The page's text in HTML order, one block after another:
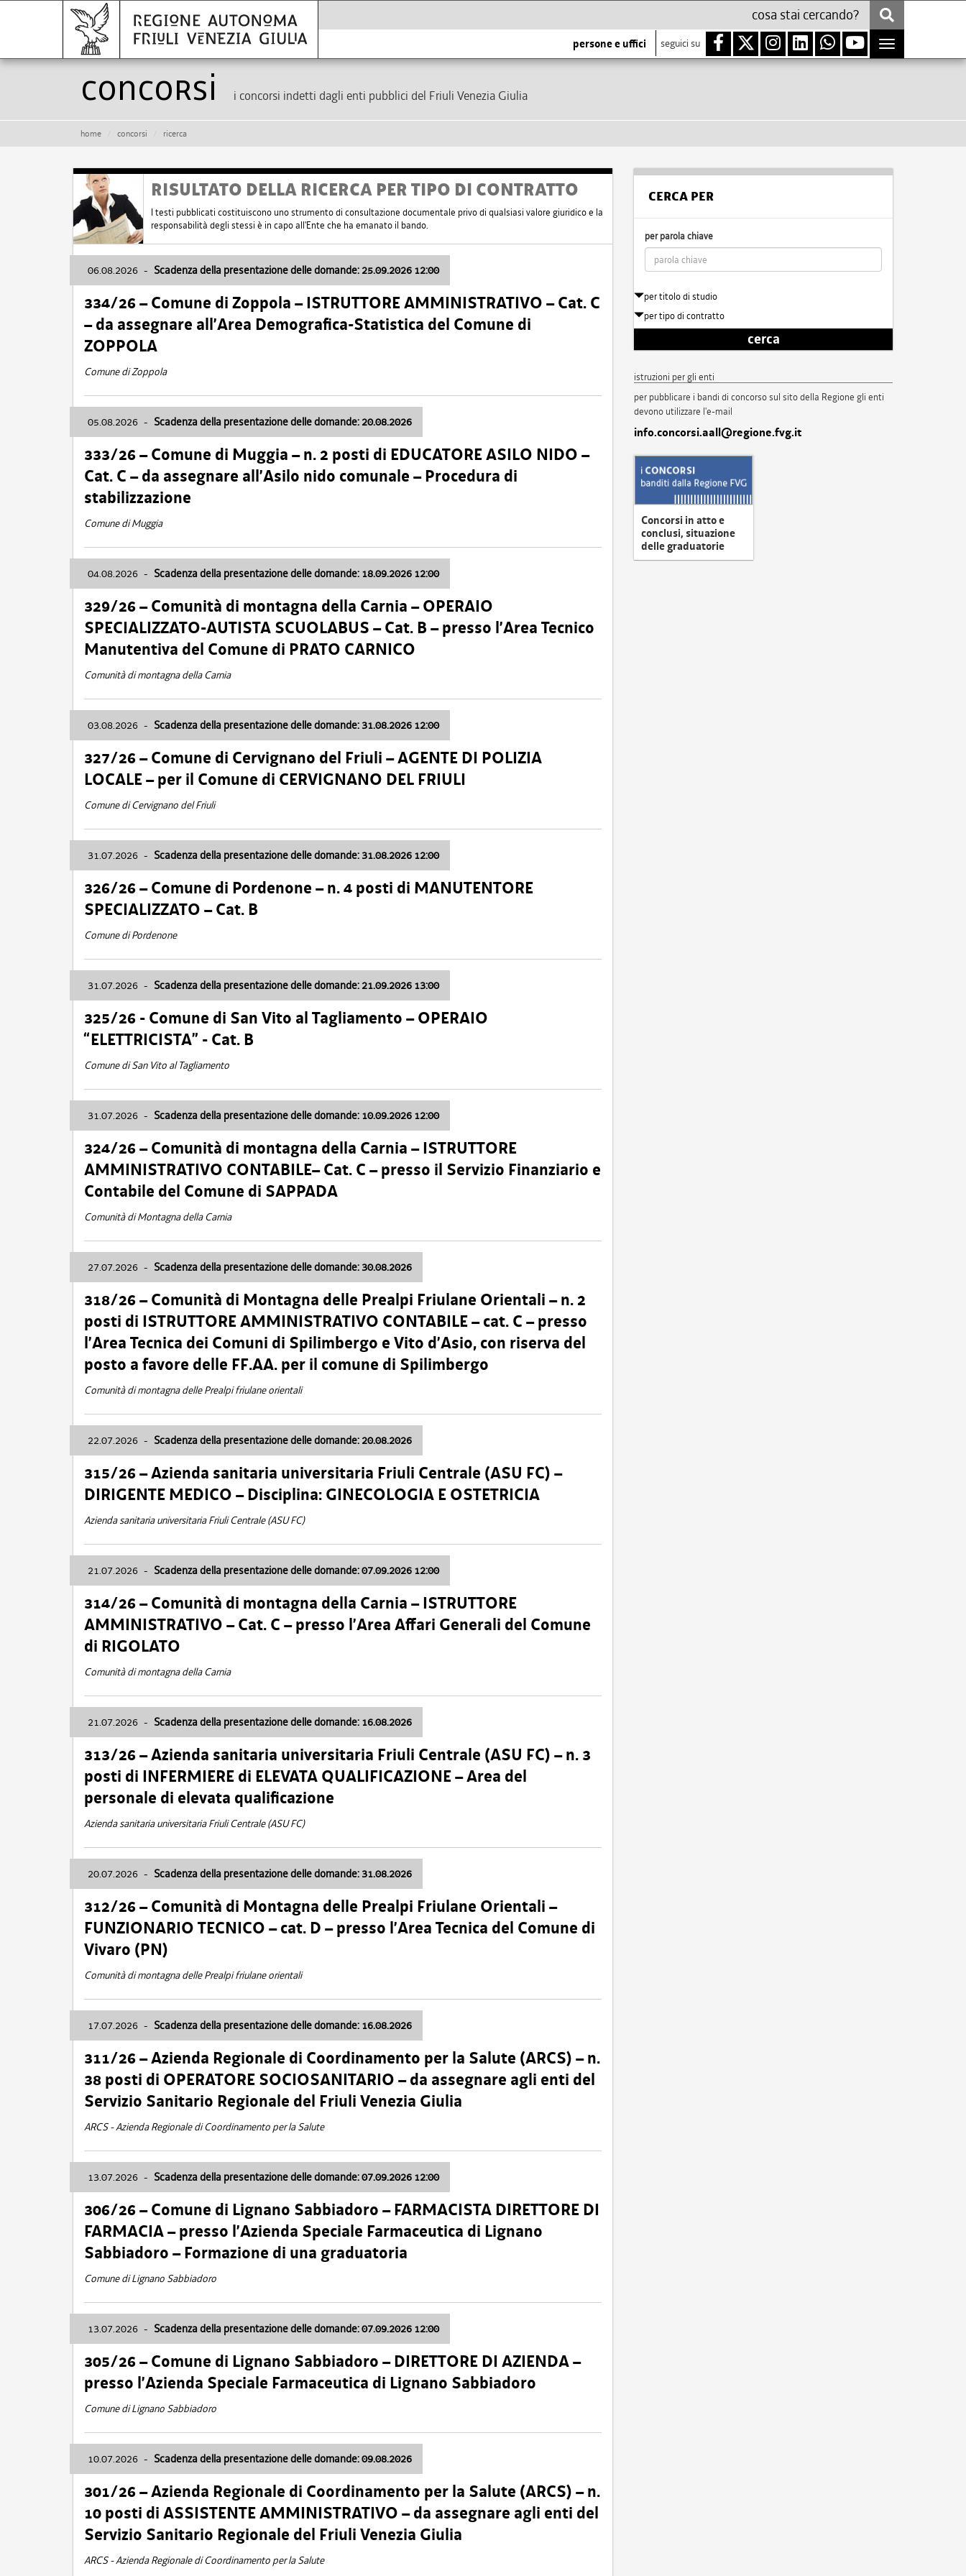
persone e uffici seguici su
Toggle
navigation
Concorsi i concorsi indetti dagli enti pubblici del Friuli Venezia Giulia
home concorsi ricerca
RISULTATO DELLA RICERCA PER TIPO DI CONTRATTO
I testi pubblicati costituiscono uno strumento di consultazione documentale privo di qualsiasi valore giuridico e la
responsabilità degli stessi è in capo all'Ente che ha emanato il bando.
06.08.2026 - Scadenza della presentazione delle domande: 25.09.2026 12:00
334/26 – Comune di Zoppola – ISTRUTTORE AMMINISTRATIVO – Cat. C
– da assegnare all’Area Demografica-Statistica del Comune di
ZOPPOLA
Comune di Zoppola
05.08.2026 - Scadenza della presentazione delle domande: 20.08.2026
333/26 – Comune di Muggia – n. 2 posti di EDUCATORE ASILO NIDO –
Cat. C – da assegnare all’Asilo nido comunale – Procedura di
stabilizzazione
Comune di Muggia
04.08.2026 - Scadenza della presentazione delle domande: 18.09.2026 12:00
329/26 – Comunità di montagna della Carnia – OPERAIO
SPECIALIZZATO-AUTISTA SCUOLABUS – Cat. B – presso l’Area Tecnico
Manutentiva del Comune di PRATO CARNICO
Comunità di montagna della Carnia
03.08.2026 - Scadenza della presentazione delle domande: 31.08.2026 12:00
327/26 – Comune di Cervignano del Friuli – AGENTE DI POLIZIA
LOCALE – per il Comune di CERVIGNANO DEL FRIULI
Comune di Cervignano del Friuli
31.07.2026 - Scadenza della presentazione delle domande: 31.08.2026 12:00
326/26 – Comune di Pordenone – n. 4 posti di MANUTENTORE
SPECIALIZZATO – Cat. B
Comune di Pordenone
31.07.2026 - Scadenza della presentazione delle domande: 21.09.2026 13:00
325/26 - Comune di San Vito al Tagliamento – OPERAIO
“ELETTRICISTA” - Cat. B
Comune di San Vito al Tagliamento
31.07.2026 - Scadenza della presentazione delle domande: 10.09.2026 12:00
324/26 – Comunità di montagna della Carnia – ISTRUTTORE
AMMINISTRATIVO CONTABILE– Cat. C – presso il Servizio Finanziario e
Contabile del Comune di SAPPADA
Comunità di Montagna della Carnia
27.07.2026 - Scadenza della presentazione delle domande: 30.08.2026
318/26 – Comunità di Montagna delle Prealpi Friulane Orientali – n. 2
posti di ISTRUTTORE AMMINISTRATIVO CONTABILE – cat. C – presso
l’Area Tecnica dei Comuni di Spilimbergo e Vito d’Asio, con riserva del
posto a favore delle FF.AA. per il comune di Spilimbergo
Comunità di montagna delle Prealpi friulane orientali
22.07.2026 - Scadenza della presentazione delle domande: 20.08.2026
315/26 – Azienda sanitaria universitaria Friuli Centrale (ASU FC) –
DIRIGENTE MEDICO – Disciplina: GINECOLOGIA E OSTETRICIA
Azienda sanitaria universitaria Friuli Centrale (ASU FC)
21.07.2026 - Scadenza della presentazione delle domande: 07.09.2026 12:00
314/26 – Comunità di montagna della Carnia – ISTRUTTORE
AMMINISTRATIVO – Cat. C – presso l’Area Affari Generali del Comune
di RIGOLATO
Comunità di montagna della Carnia
21.07.2026 - Scadenza della presentazione delle domande: 16.08.2026
313/26 – Azienda sanitaria universitaria Friuli Centrale (ASU FC) – n. 3
posti di INFERMIERE di ELEVATA QUALIFICAZIONE – Area del
personale di elevata qualificazione
Azienda sanitaria universitaria Friuli Centrale (ASU FC)
20.07.2026 - Scadenza della presentazione delle domande: 31.08.2026
312/26 – Comunità di Montagna delle Prealpi Friulane Orientali –
FUNZIONARIO TECNICO – cat. D – presso l’Area Tecnica del Comune di
Vivaro (PN)
Comunità di montagna delle Prealpi friulane orientali
17.07.2026 - Scadenza della presentazione delle domande: 16.08.2026
311/26 – Azienda Regionale di Coordinamento per la Salute (ARCS) – n.
38 posti di OPERATORE SOCIOSANITARIO – da assegnare agli enti del
Servizio Sanitario Regionale del Friuli Venezia Giulia
ARCS - Azienda Regionale di Coordinamento per la Salute
13.07.2026 - Scadenza della presentazione delle domande: 07.09.2026 12:00
306/26 – Comune di Lignano Sabbiadoro – FARMACISTA DIRETTORE DI
FARMACIA – presso l’Azienda Speciale Farmaceutica di Lignano
Sabbiadoro – Formazione di una graduatoria
Comune di Lignano Sabbiadoro
13.07.2026 - Scadenza della presentazione delle domande: 07.09.2026 12:00
305/26 – Comune di Lignano Sabbiadoro – DIRETTORE DI AZIENDA –
presso l’Azienda Speciale Farmaceutica di Lignano Sabbiadoro
Comune di Lignano Sabbiadoro
10.07.2026 - Scadenza della presentazione delle domande: 09.08.2026
301/26 – Azienda Regionale di Coordinamento per la Salute (ARCS) – n.
10 posti di ASSISTENTE AMMINISTRATIVO – da assegnare agli enti del
Servizio Sanitario Regionale del Friuli Venezia Giulia
ARCS - Azienda Regionale di Coordinamento per la Salute
CERCA PER
per parola chiave
per titolo di studio
per tipo di contratto
cerca
istruzioni per gli enti
per pubblicare i bandi di concorso sul sito della Regione gli enti
devono utilizzare l'e-mail
info.concorsi.aall@regione.fvg.it
Concorsi in atto e
conclusi, situazione
delle graduatorie